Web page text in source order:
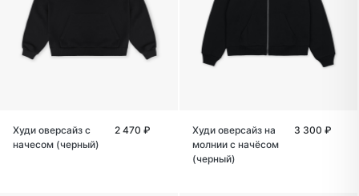
Худи оверсайз с
начесом (черный)
2 470 ₽
Худи оверсайз на
молнии с начёсом
(черный)
3 300 ₽